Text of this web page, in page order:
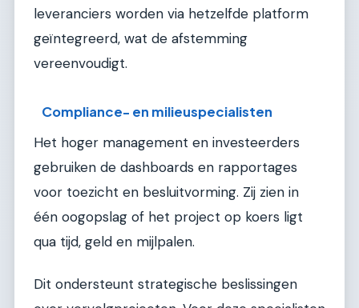
leveranciers worden via hetzelfde platform
geïntegreerd, wat de afstemming
vereenvoudigt.
Compliance- en milieuspecialisten
Het hoger management en investeerders
gebruiken de dashboards en rapportages
voor toezicht en besluitvorming. Zij zien in
één oogopslag of het project op koers ligt
qua tijd, geld en mijlpalen.
Dit ondersteunt strategische beslissingen